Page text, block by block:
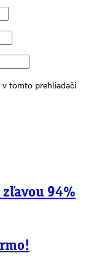
tomto prehliadači
94%